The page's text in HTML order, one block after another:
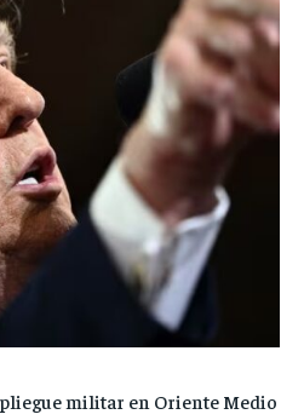
militar en Oriente Medio